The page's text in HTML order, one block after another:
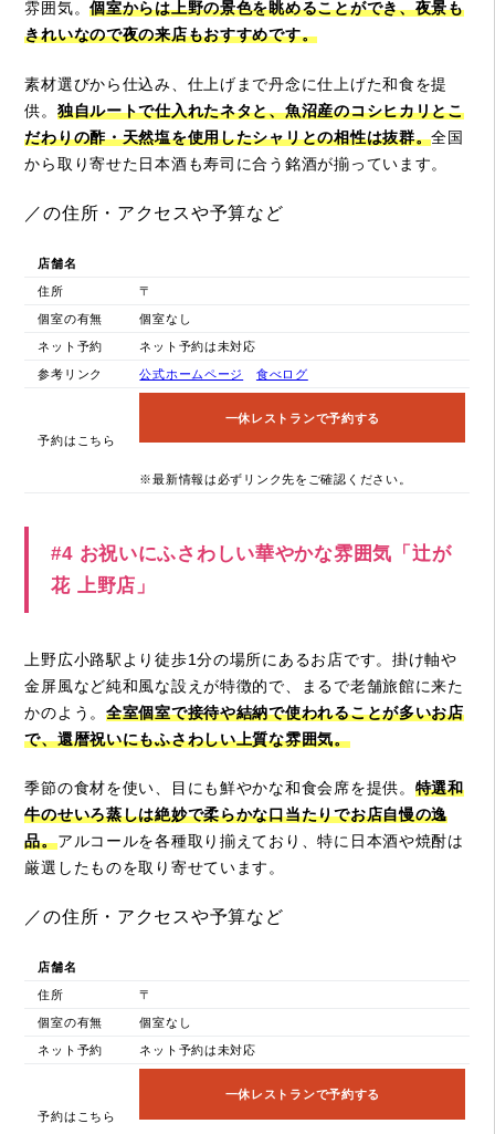
雰囲気。個室からは上野の景色を眺めることができ、夜景も
きれいなので夜の来店もおすすめです。
素材選びから仕込み、仕上げまで丹念に仕上げた和食を提
供。 独自ルートで仕入れたネタと、魚沼産のコシヒカリとこ
だわりの酢・天然塩を使用したシャリとの相性は抜群。全国
から取り寄せた日本酒も寿司に合う銘酒が揃っています。
／の住所・アクセスや予算など
店舗名
住所 〒
個室の有無 個室なし
ネット予約 ネット予約は未対応
参考リンク 公式ホームページ 食べログ
予約はこちら
一休レストランで予約する
※最新情報は必ずリンク先をご確認ください。
#4 お祝いにふさわしい華やかな雰囲気「辻が
花 上野店」
上野広小路駅より徒歩1分の場所にあるお店です。掛け軸や
金屏風など純和風な設えが特徴的で、まるで老舗旅館に来た
かのよう。 全室個室で接待や結納で使われることが多いお店
で、還暦祝いにもふさわしい上質な雰囲気。
季節の食材を使い、目にも鮮やかな和食会席を提供。 特選和
牛のせいろ蒸しは絶妙で柔らかな口当たりでお店自慢の逸
品。アルコールを各種取り揃えており、特に日本酒や焼酎は
厳選したものを取り寄せています。
／の住所・アクセスや予算など
店舗名
住所 〒
個室の有無 個室なし
ネット予約 ネット予約は未対応
予約はこちら
一休レストランで予約する